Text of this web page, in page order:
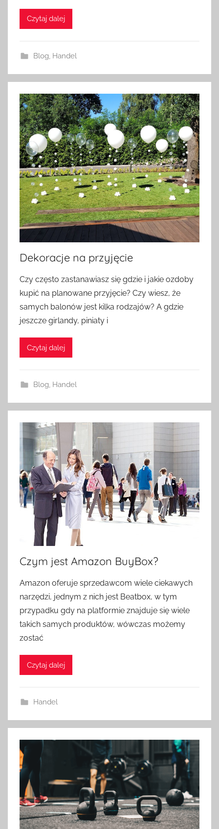
Czytaj dalej
Blog, Handel
Dekoracje na przyjęcie
Czy często zastanawiasz się gdzie i jakie ozdoby
kupić na planowane przyjęcie? Czy wiesz, że
samych balonów jest kilka rodzajów? A gdzie
jeszcze girlandy, piniaty i
Czytaj dalej
Blog, Handel
Czym jest Amazon BuyBox?
Amazon oferuje sprzedawcom wiele ciekawych
narzędzi, jednym z nich jest Beatbox, w tym
przypadku gdy na platformie znajduje się wiele
takich samych produktów, wówczas możemy
zostać
Czytaj dalej
Handel